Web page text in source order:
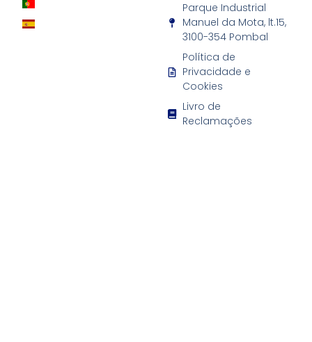
Parque Industrial
Manuel da Mota, lt.15,
3100-354 Pombal
Política de
Privacidade e
Cookies
Livro de
Reclamações